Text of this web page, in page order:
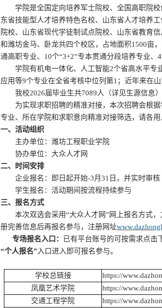
学院是全国定向培养军士院校、全国高职院校
东省技能型人才培养特色名校、山东省人才培养
院校、山东省现代学徒制试点院校、山东省教育
和潍坊金马、卧龙共四个校区，占地面积1500亩
通高职专业、10个“3+2”专本贯通分段培养专业、
学院有机电一体化、人工智能2个省高水平专
应用等9个专业在全省考核中位列第1；近年来在
我校2026届毕业生共7089人（详见生源信息）
为实现求职招聘的精准对接，本次招聘会根据
专业、所在学院和求职意向精准对接筛选，请各
一、活动组织
主办单位：潍坊工程职业学院
协办单位：大众人才网
二、时间安排
企业报名：即日起开始-3月31日，并实时审核
学生报名：活动期间按流程持续参与
三、报名方式
本次双选会采用“大众人才网”网上报名方式，
册完善信息后再报名参与，注册网址
专场报名入口：
已有平台账号的可按需求点击
“个人报名” 入口进入即可报名参与。
学校总链接
https://
凤凰艺术学院
https://
交通工程学院
https://